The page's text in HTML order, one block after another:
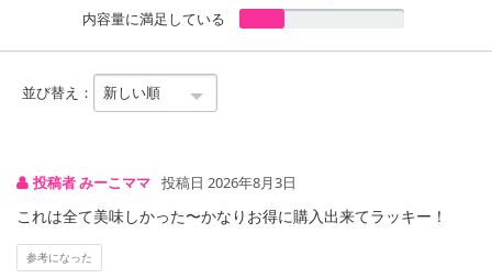
い濃さや量で味わえます。
北海道産ホタテのコクとうまみがおいしい「ホタテチャウダー」で
す。割るだけの手軽さで素材の美味しさを生かしたスープが飲みた
【割るだけスープ 町の中華スープ】
鶏のうまみがたっぷりつまった「町の中華スープ」です。割るだけ
の手軽さで素材の美味しさを生かしたスープが飲みたい濃さや量で
味わえます。
内容量に満足している
並び替え：
投稿者 みーこママ 投稿日 2026年8月3日
これは全て美味しかった〜かなりお得に購入出来てラッキー！
参考になった